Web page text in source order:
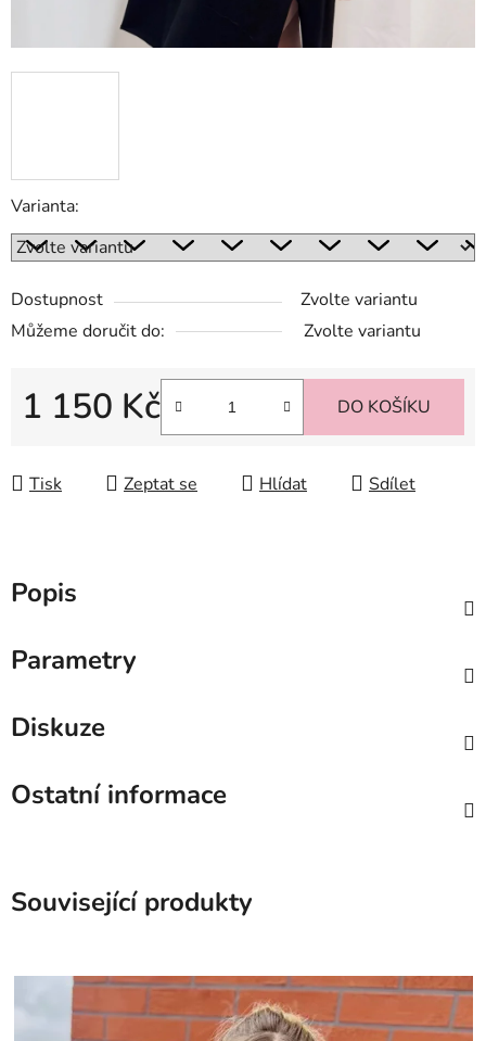
Varianta:
Dostupnost
Zvolte variantu
Můžeme doručit do:
Zvolte variantu
1 150 Kč DO KOŠÍKU
Tisk Zeptat se Hlídat Sdílet
Popis
Parametry
Diskuze
Ostatní informace
Související produkty